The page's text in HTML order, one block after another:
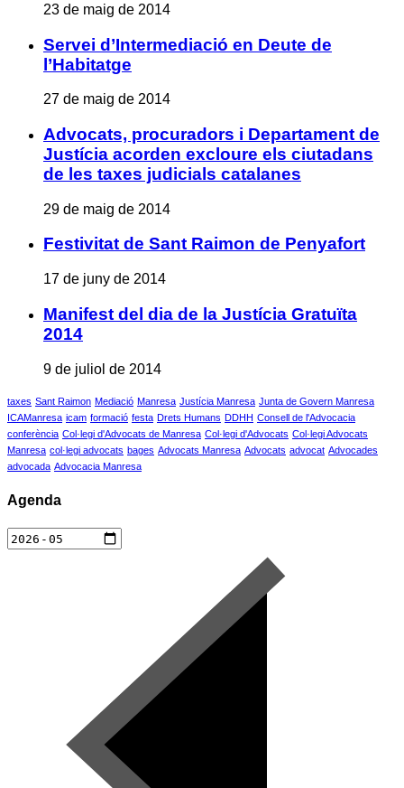
23 de maig de 2014
Servei d’Intermediació en Deute de
l’Habitatge
27 de maig de 2014
Advocats, procuradors i Departament de
Justícia acorden excloure els ciutadans
de les taxes judicials catalanes
29 de maig de 2014
Festivitat de Sant Raimon de Penyafort
17 de juny de 2014
Manifest del dia de la Justícia Gratuïta
2014
9 de juliol de 2014
taxes Sant Raimon Mediació Manresa Justícia Manresa Junta de Govern Manresa
ICAManresa icam formació festa Drets Humans DDHH Consell de l'Advocacia
conferència Col·legi d'Advocats de Manresa Col·legi d'Advocats Col·legi Advocats
Manresa col·legi advocats bages Advocats Manresa Advocats advocat Advocades
advocada Advocacia Manresa
Agenda